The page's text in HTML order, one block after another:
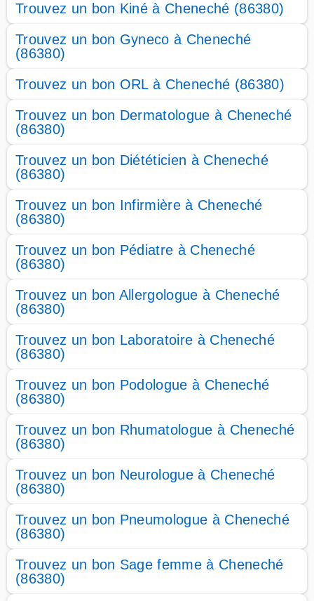
Trouvez un bon Kiné à Cheneché (86380)
Trouvez un bon Gyneco à Cheneché
(86380)
Trouvez un bon ORL à Cheneché (86380)
Trouvez un bon Dermatologue à Cheneché
(86380)
Trouvez un bon Diététicien à Cheneché
(86380)
Trouvez un bon Infirmière à Cheneché
(86380)
Trouvez un bon Pédiatre à Cheneché
(86380)
Trouvez un bon Allergologue à Cheneché
(86380)
Trouvez un bon Laboratoire à Cheneché
(86380)
Trouvez un bon Podologue à Cheneché
(86380)
Trouvez un bon Rhumatologue à Cheneché
(86380)
Trouvez un bon Neurologue à Cheneché
(86380)
Trouvez un bon Pneumologue à Cheneché
(86380)
Trouvez un bon Sage femme à Cheneché
(86380)